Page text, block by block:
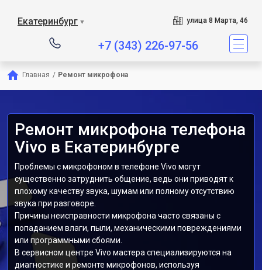
Екатеринбург ▼ улица 8 Марта, 46
+7 (343) 226-97-56
Главная / Ремонт микрофона
Ремонт микрофона телефона
Vivo в Екатеринбурге
Проблемы с микрофоном в телефоне Vivo могут
существенно затруднить общение, ведь они приводят к
плохому качеству звука, шумам или полному отсутствию
звука при разговоре.
Причины неисправности микрофона часто связаны с
попаданием влаги, пыли, механическими повреждениями
или программными сбоями.
В сервисном центре Vivo мастера специализируются на
диагностике и ремонте микрофонов, используя